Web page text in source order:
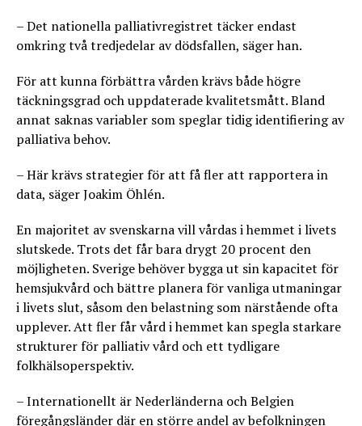
– Det nationella palliativregistret täcker endast
omkring två tredjedelar av dödsfallen, säger han.
För att kunna förbättra vården krävs både högre
täckningsgrad och uppdaterade kvalitetsmått. Bland
annat saknas variabler som speglar tidig identifiering av
palliativa behov.
– Här krävs strategier för att få fler att rapportera in
data, säger Joakim Öhlén.
En majoritet av svenskarna vill vårdas i hemmet i livets
slutskede. Trots det får bara drygt 20 procent den
möjligheten. Sverige behöver bygga ut sin kapacitet för
hemsjukvård och bättre planera för vanliga utmaningar
i livets slut, såsom den belastning som närstående ofta
upplever. Att fler får vård i hemmet kan spegla starkare
strukturer för palliativ vård och ett tydligare
folkhälsoperspektiv.
– Internationellt är Nederländerna och Belgien
föregångsländer där en större andel av befolkningen